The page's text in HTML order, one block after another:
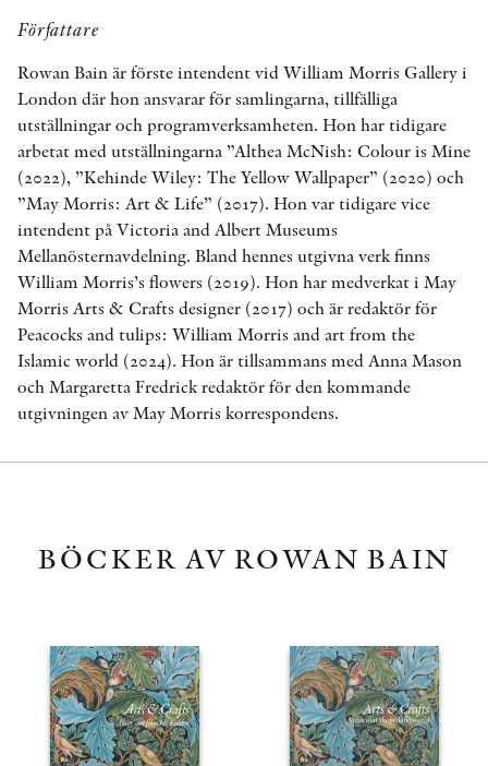
Författare
Rowan Bain är förste intendent vid William Morris Gallery i
London där hon ansvarar för samlingarna, tillfälliga
utställningar och programverksamheten. Hon har tidigare
arbetat med utställningarna ”Althea McNish: Colour is Mine
(2022), ”Kehinde Wiley: The Yellow Wallpaper” (2020) och
”May Morris: Art & Life” (2017). Hon var tidigare vice
intendent på Victoria and Albert Museums
Mellanösternavdelning. Bland hennes utgivna verk finns
William Morris’s flowers (2019). Hon har medverkat i May
Morris Arts & Crafts designer (2017) och är redaktör för
Peacocks and tulips: William Morris and art from the
Islamic world (2024). Hon är tillsammans med Anna Mason
och Margaretta Fredrick redaktör för den kommande
utgivningen av May Morris korrespondens.
BÖCKER AV ROWAN BAIN